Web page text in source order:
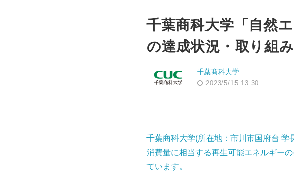
千葉商科大学「自然
の達成状況・取り組
千葉商科大学
2023/5/15 13:30
千葉商科大学(所在地：市川市国府台
消費量に相当する再生可能エネルギー
ています。